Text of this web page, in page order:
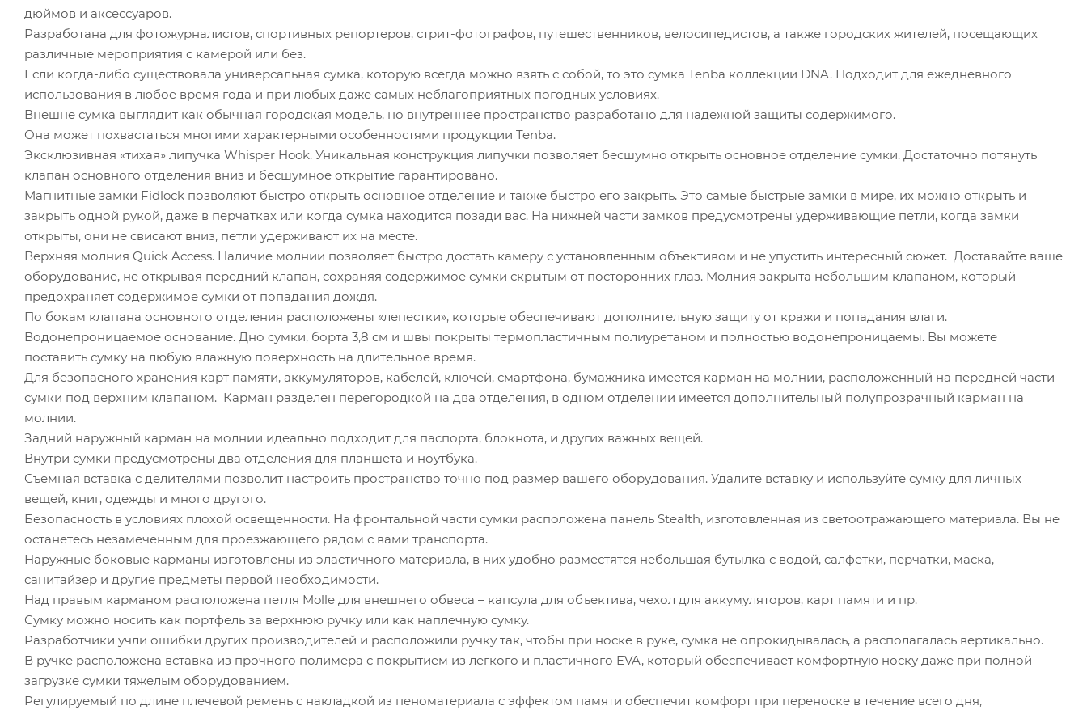
дюймов и аксессуаров.
Разработана для фотожурналистов, спортивных репортеров, стрит-фотографов, путешественников, велосипедистов, а также городских жителей, посещающих
различные мероприятия с камерой или без.
Если когда-либо существовала универсальная сумка, которую всегда можно взять с собой, то это сумка Tenba коллекции DNA. Подходит для ежедневного
использования в любое время года и при любых даже самых неблагоприятных погодных условиях.
Внешне сумка выглядит как обычная городская модель, но внутреннее пространство разработано для надежной защиты содержимого.
Она может похвастаться многими характерными особенностями продукции Tenba.
Эксклюзивная «тихая» липучка Whisper Hook. Уникальная конструкция липучки позволяет бесшумно открыть основное отделение сумки. Достаточно потянуть
клапан основного отделения вниз и бесшумное открытие гарантировано.
Магнитные замки Fidlock позволяют быстро открыть основное отделение и также быстро его закрыть. Это самые быстрые замки в мире, их можно открыть и
закрыть одной рукой, даже в перчатках или когда сумка находится позади вас. На нижней части замков предусмотрены удерживающие петли, когда замки
открыты, они не свисают вниз, петли удерживают их на месте.
Верхняя молния Quick Access. Наличие молнии позволяет быстро достать камеру с установленным объективом и не упустить интересный сюжет. Доставайте ваше
оборудование, не открывая передний клапан, сохраняя содержимое сумки скрытым от посторонних глаз. Молния закрыта небольшим клапаном, который
предохраняет содержимое сумки от попадания дождя.
По бокам клапана основного отделения расположены «лепестки», которые обеспечивают дополнительную защиту от кражи и попадания влаги.
Водонепроницаемое основание. Дно сумки, борта 3,8 см и швы покрыты термопластичным полиуретаном и полностью водонепроницаемы. Вы можете
поставить сумку на любую влажную поверхность на длительное время.
Для безопасного хранения карт памяти, аккумуляторов, кабелей, ключей, смартфона, бумажника имеется карман на молнии, расположенный на передней части
сумки под верхним клапаном. Карман разделен перегородкой на два отделения, в одном отделении имеется дополнительный полупрозрачный карман на
молнии.
Задний наружный карман на молнии идеально подходит для паспорта, блокнота, и других важных вещей.
Внутри сумки предусмотрены два отделения для планшета и ноутбука.
Съемная вставка с делителями позволит настроить пространство точно под размер вашего оборудования. Удалите вставку и используйте сумку для личных
вещей, книг, одежды и много другого.
Безопасность в условиях плохой освещенности. На фронтальной части сумки расположена панель Stealth, изготовленная из светоотражающего материала. Вы не
останетесь незамеченным для проезжающего рядом с вами транспорта.
Наружные боковые карманы изготовлены из эластичного материала, в них удобно разместятся небольшая бутылка с водой, салфетки, перчатки, маска,
санитайзер и другие предметы первой необходимости.
Над правым карманом расположена петля Molle для внешнего обвеса – капсула для объектива, чехол для аккумуляторов, карт памяти и пр.
Сумку можно носить как портфель за верхнюю ручку или как наплечную сумку.
Разработчики учли ошибки других производителей и расположили ручку так, чтобы при носке в руке, сумка не опрокидывалась, а располагалась вертикально.
В ручке расположена вставка из прочного полимера с покрытием из легкого и пластичного EVA, который обеспечивает комфортную носку даже при полной
загрузке сумки тяжелым оборудованием.
Регулируемый по длине плечевой ремень с накладкой из пеноматериала с эффектом памяти обеспечит комфорт при переноске в течение всего дня,